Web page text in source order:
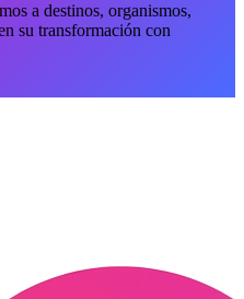
a destinos, organismos,
su transformación con